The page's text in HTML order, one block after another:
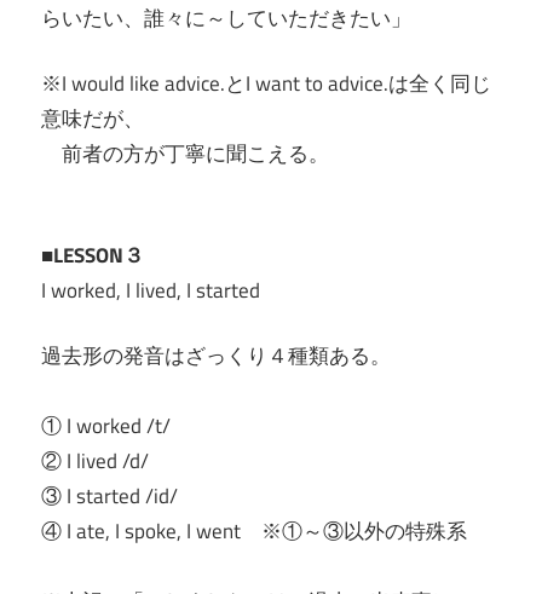
らいたい、誰々に～していただきたい」
※I would like advice.とI want to advice.は全く同じ
意味だが、
前者の方が丁寧に聞こえる。
■LESSON３
I worked, I lived, I started
過去形の発音はざっくり４種類ある。
① I worked /t/
② I lived /d/
③ I started /id/
④ I ate, I spoke, I went ※①～③以外の特殊系